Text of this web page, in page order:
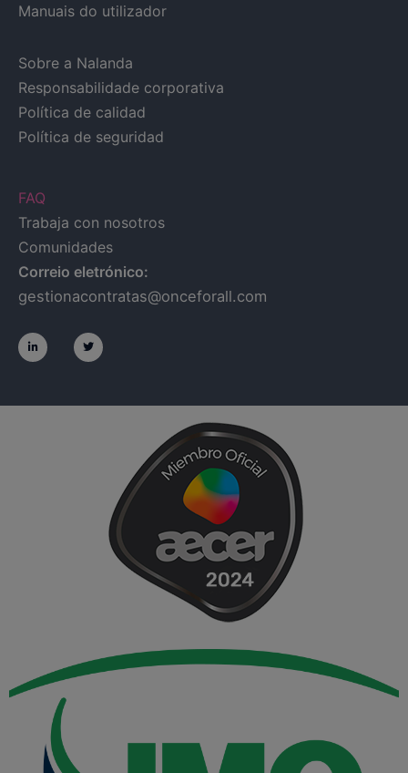
Manuais do utilizador
Sobre a Nalanda
Responsabilidade corporativa
Política de calidad
Política de seguridad
FAQ
Trabaja con nosotros
Comunidades
Correio eletrónico:
gestionacontratas@onceforall.com